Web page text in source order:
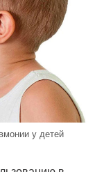
у детей